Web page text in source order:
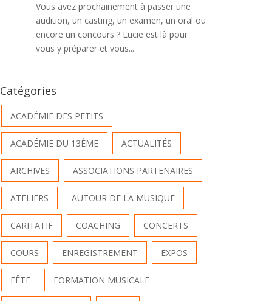
Vous avez prochainement à passer une
audition, un casting, un examen, un oral ou
encore un concours ? Lucie est là pour
vous y préparer et vous...
Catégories
ACADÉMIE DES PETITS
ACADÉMIE DU 13ÈME ACTUALITÉS
ARCHIVES ASSOCIATIONS PARTENAIRES
ATELIERS AUTOUR DE LA MUSIQUE
CARITATIF COACHING CONCERTS
COURS ENREGISTREMENT EXPOS
FÊTE FORMATION MUSICALE